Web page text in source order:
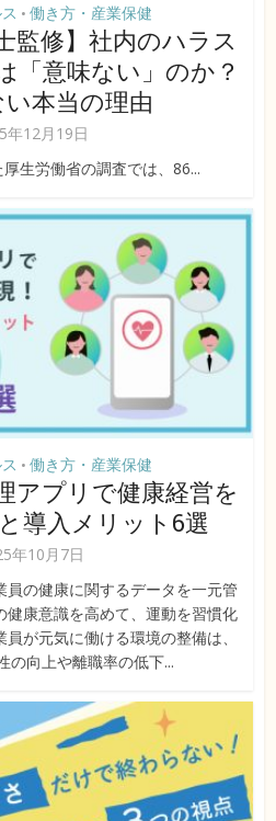
• 働き方・産業保健
監修】社内のハラス
「意味ない」のか？
本当の理由
年12月19日
生労働省の調査では、86...
• 働き方・産業保健
アプリで健康経営を
導入メリット6選
年10月7日
の健康に関するデータを一元管
健康意識を高めて、運動を習慣化
が元気に働ける環境の整備は、
の向上や離職率の低下...